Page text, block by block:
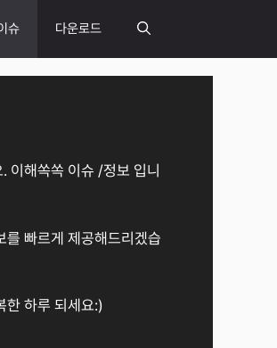
슈 다운로드
이해쏙쏙 이슈 /정보 입니
를 빠르게 제공해드리겠습
한 하루 되세요:)